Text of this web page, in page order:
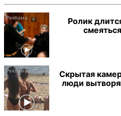
Ролик
Скрытая
люди